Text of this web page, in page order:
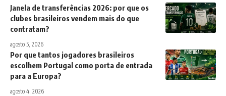
Janela de transferências 2026: por que os
clubes brasileiros vendem mais do que
contratam?
agosto 5, 2026
Por que tantos jogadores brasileiros
escolhem Portugal como porta de entrada
para a Europa?
agosto 4, 2026